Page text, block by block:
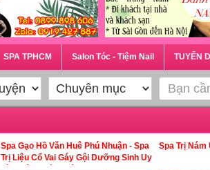
SPA TPHCM Salon Tóc - Tiệm Nail TUYỂN
Spa Gạo Hồ Văn Huê Phú Nhuận - Spa
Trị Liệu Cổ Vai Gáy Gội Dưỡng Sinh Uy
Spa Trị Nám